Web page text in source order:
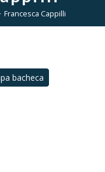
Francesca Cappilli
bacheca